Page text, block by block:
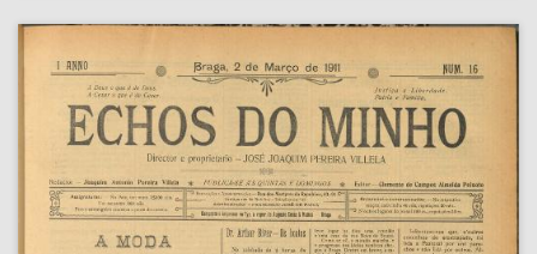
(Episcopado portuguez) [Religião e Política]
- Os Padres de Chaves presos no Limoeiro. -
Uma carta. (Padre José do Espirito Santo
Martins Forge) [Justiça e Política]
- Conselheiro João Franco - Um caso curioso
[Política]
- A Pastoral collectiva dos Bispos Portuguezes
[Política Religiosa]